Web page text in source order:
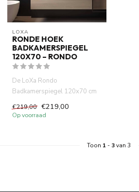
LOXA
RONDE HOEK
BADKAMERSPIEGEL
120X70 – RONDO
De LoXa Rondo
Badkamerspiegel 120x70 cm
combineert een strak
rechthoekig ontwerp...
€219,00 €219,00
Op voorraad
Toon 1 - 3van 3